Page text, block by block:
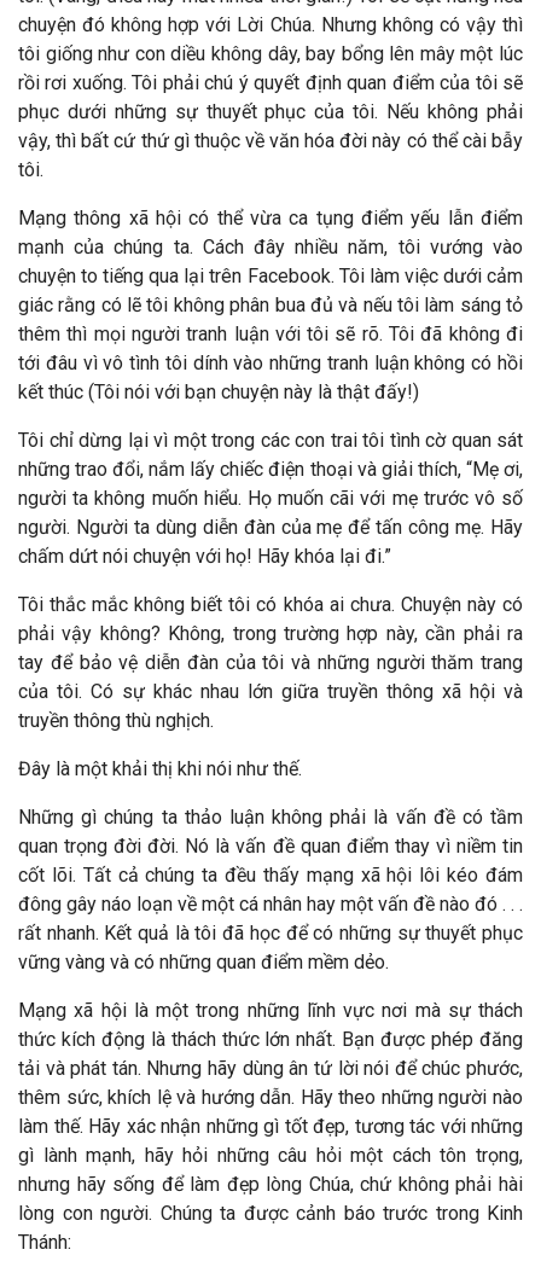
chuyện đó không hợp với Lời Chúa. Nhưng không có vậy thì
tôi giống như con diều không dây, bay bổng lên mây một lúc
rồi rơi xuống. Tôi phải chú ý quyết định quan điểm của tôi sẽ
phục dưới những sự thuyết phục của tôi. Nếu không phải
vậy, thì bất cứ thứ gì thuộc về văn hóa đời này có thể cài bẫy
tôi.
Mạng thông xã hội có thể vừa ca tụng điểm yếu lẫn điểm
mạnh của chúng ta. Cách đây nhiều năm, tôi vướng vào
chuyện to tiếng qua lại trên Facebook. Tôi làm việc dưới cảm
giác rằng có lẽ tôi không phân bua đủ và nếu tôi làm sáng tỏ
thêm thì mọi người tranh luận với tôi sẽ rõ. Tôi đã không đi
tới đâu vì vô tình tôi dính vào những tranh luận không có hồi
kết thúc (Tôi nói với bạn chuyện này là thật đấy!)
Tôi chỉ dừng lại vì một trong các con trai tôi tình cờ quan sát
những trao đổi, nắm lấy chiếc điện thoại và giải thích, “Mẹ ơi,
người ta không muốn hiểu. Họ muốn cãi với mẹ trước vô số
người. Người ta dùng diễn đàn của mẹ để tấn công mẹ. Hãy
chấm dứt nói chuyện với họ! Hãy khóa lại đi.”
Tôi thắc mắc không biết tôi có khóa ai chưa. Chuyện này có
phải vậy không? Không, trong trường hợp này, cần phải ra
tay để bảo vệ diễn đàn của tôi và những người thăm trang
của tôi. Có sự khác nhau lớn giữa truyền thông xã hội và
truyền thông thù nghịch.
Đây là một khải thị khi nói như thế.
Những gì chúng ta thảo luận không phải là vấn đề có tầm
quan trọng đời đời. Nó là vấn đề quan điểm thay vì niềm tin
cốt lõi. Tất cả chúng ta đều thấy mạng xã hội lôi kéo đám
đông gây náo loạn về một cá nhân hay một vấn đề nào đó . . .
rất nhanh. Kết quả là tôi đã học để có những sự thuyết phục
vững vàng và có những quan điểm mềm dẻo.
Mạng xã hội là một trong những lĩnh vực nơi mà sự thách
thức kích động là thách thức lớn nhất. Bạn được phép đăng
tải và phát tán. Nhưng hãy dùng ân tứ lời nói để chúc phước,
thêm sức, khích lệ và hướng dẫn. Hãy theo những người nào
làm thế. Hãy xác nhận những gì tốt đẹp, tương tác với những
gì lành mạnh, hãy hỏi những câu hỏi một cách tôn trọng,
nhưng hãy sống để làm đẹp lòng Chúa, chứ không phải hài
lòng con người. Chúng ta được cảnh báo trước trong Kinh
Thánh: